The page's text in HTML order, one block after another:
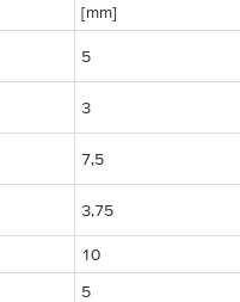
[mm]
5
3
7,5
3,75
10
5